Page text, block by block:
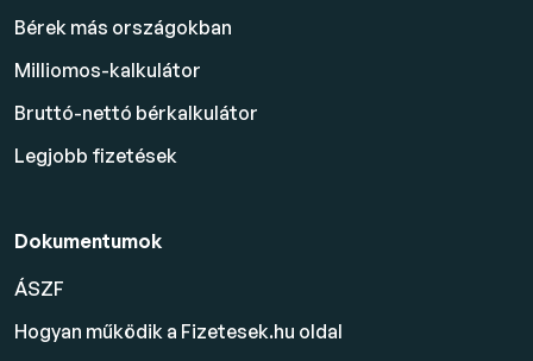
Bérek más országokban
Milliomos-kalkulátor
Bruttó-nettó bérkalkulátor
Legjobb fizetések
Dokumentumok
ÁSZF
Hogyan működik a Fizetesek.hu oldal